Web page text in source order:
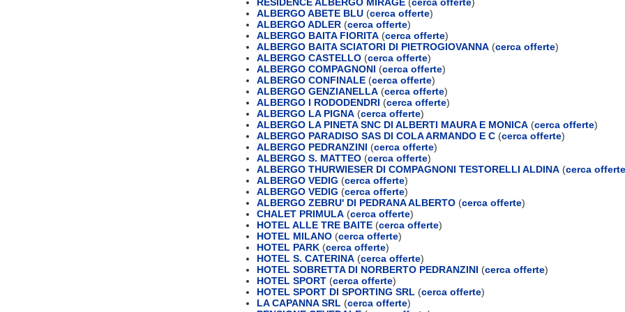
ALBERGO ABETE BLU (cerca offerte)
ALBERGO ADLER (cerca offerte)
ALBERGO BAITA FIORITA (cerca offerte)
ALBERGO BAITA SCIATORI DI PIETROGIOVANNA (cerca offerte)
ALBERGO CASTELLO (cerca offerte)
ALBERGO COMPAGNONI (cerca offerte)
ALBERGO CONFINALE (cerca offerte)
ALBERGO GENZIANELLA (cerca offerte)
ALBERGO I RODODENDRI (cerca offerte)
ALBERGO LA PIGNA (cerca offerte)
ALBERGO LA PINETA SNC DI ALBERTI MAURA E MONICA (cerca offerte)
ALBERGO PARADISO SAS DI COLA ARMANDO E C (cerca offerte)
ALBERGO PEDRANZINI (cerca offerte)
ALBERGO S. MATTEO (cerca offerte)
ALBERGO THURWIESER DI COMPAGNONI TESTORELLI ALDINA (cerca offerte
ALBERGO VEDIG (cerca offerte)
ALBERGO VEDIG (cerca offerte)
ALBERGO ZEBRU' DI PEDRANA ALBERTO (cerca offerte)
CHALET PRIMULA (cerca offerte)
HOTEL ALLE TRE BAITE (cerca offerte)
HOTEL MILANO (cerca offerte)
HOTEL PARK (cerca offerte)
HOTEL S. CATERINA (cerca offerte)
HOTEL SOBRETTA DI NORBERTO PEDRANZINI (cerca offerte)
HOTEL SPORT (cerca offerte)
HOTEL SPORT DI SPORTING SRL (cerca offerte)
LA CAPANNA SRL (cerca offerte)